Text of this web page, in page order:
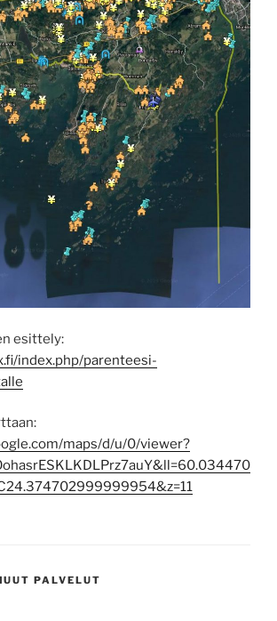
esittely:
index.php/parenteesi-
maps/d/u/0/viewer?
PALVELUT